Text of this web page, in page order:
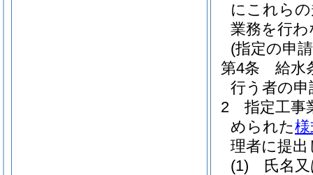
にこれら
業務を行
(指定の申
第4条
給水
行う者の
2
指定工事
められた
理者に提
(1)
氏名